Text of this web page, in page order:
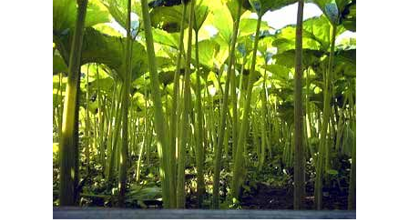
足寄町について 観光スポット
イベント 温泉・宿
特産品 English
オンライン販売